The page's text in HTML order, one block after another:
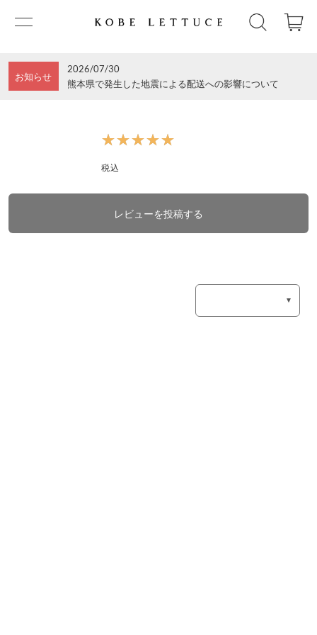
お知らせ
2026/07/30
熊本県で発生した地震による配送への影響について
★★★★★
★★★★★
税込
レビューを投稿する